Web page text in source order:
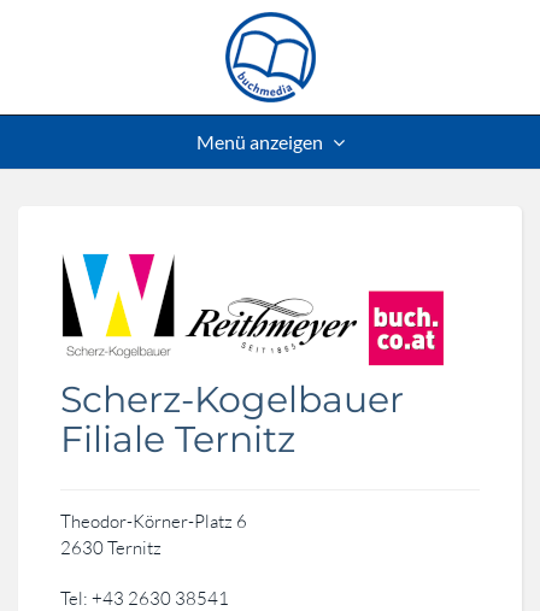
Menü anzeigen
Scherz-Kogelbauer
Filiale Ternitz
Theodor-Körner-Platz 6
2630 Ternitz
Tel: +43 2630 38541